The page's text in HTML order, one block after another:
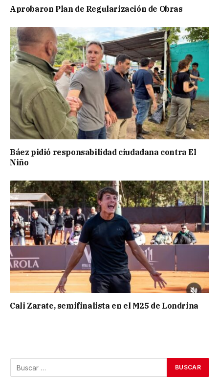
Aprobaron Plan de Regularización de Obras
Báez pidió responsabilidad ciudadana contra El
Niño
Cali Zarate, semifinalista en el M25 de Londrina